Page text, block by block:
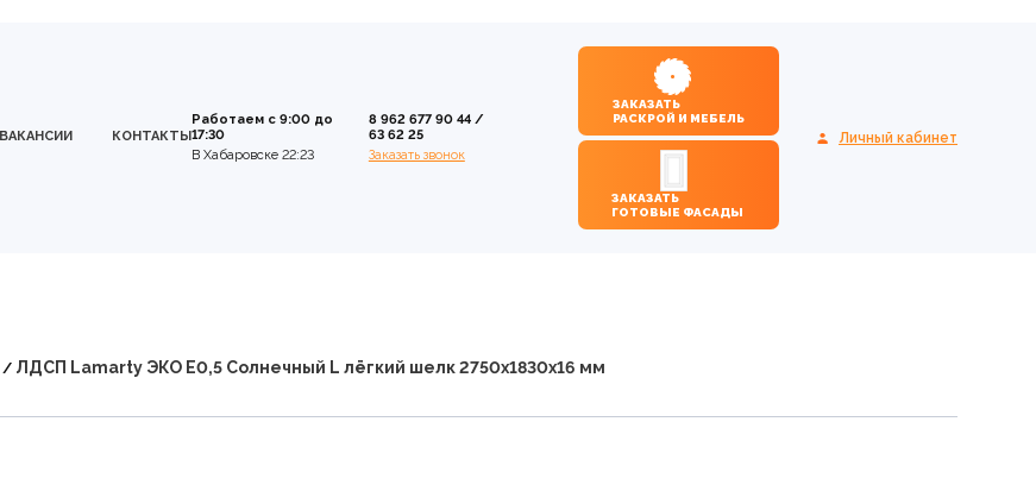
ВАКАНСИИ КОНТАКТЫ
Работаем с 9:00 до
17:30
В Хабаровске 22:23
8 962 677 90 44/
63 62 25
Заказать звонок
ЗАКАЗАТЬ
РАСКРОЙ И МЕБЕЛЬ
ЗАКАЗАТЬ
ГОТОВЫЕ ФАСАДЫ
Личный кабинет
ЛДСП Lamarty ЭКО E0,5 Солнечный L лёгкий шелк 2750х1830х16 мм